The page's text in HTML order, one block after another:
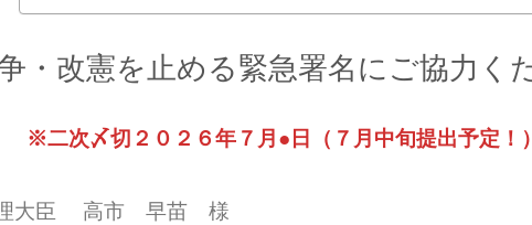
・改憲を止める緊急署名にご協力く
※二次〆切２０２６年７月●日（７月中旬提出予定！）
理大臣 高市 早苗 様